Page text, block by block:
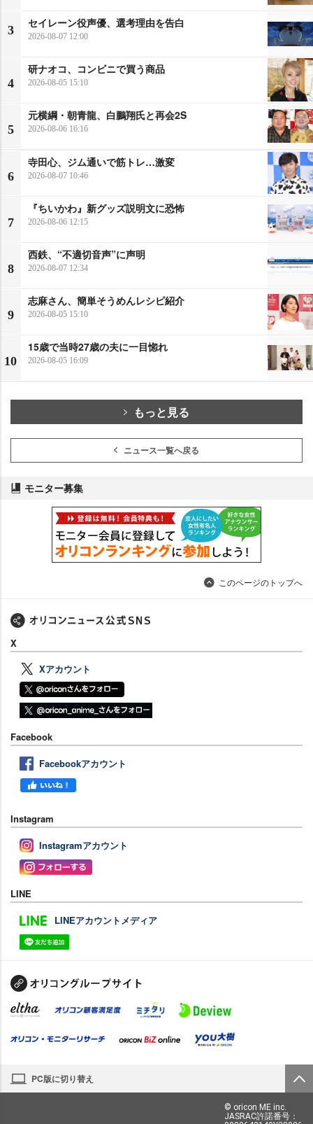
3
セイレーン役声優、選考理由を告白
2026-08-07 12:00
4
研ナオコ、コンビニで買う商品
2026-08-05 15:10
5
元横綱・朝青龍、白鵬翔氏と再会2S
2026-08-06 16:16
6
寺田心、ジム通いで筋トレ…激変
2026-08-07 10:46
7
『ちいかわ』新グッズ説明文に恐怖
2026-08-06 12:15
8
西鉄、“不適切音声”に声明
2026-08-07 12:34
9
志麻さん、簡単そうめんレシピ紹介
2026-08-05 15:10
10
15歳で当時27歳の夫に一目惚れ
2026-08-05 16:09
もっと見る
ニュース一覧へ戻る
モニター募集
このページのトップへ
X
Xアカウント
Facebook
Facebookアカウント
Instagram
Instagramアカウント
LINE
LINEアカウントメディア
PC版に切り替え
© oricon ME inc.
JASRAC許諾番号：